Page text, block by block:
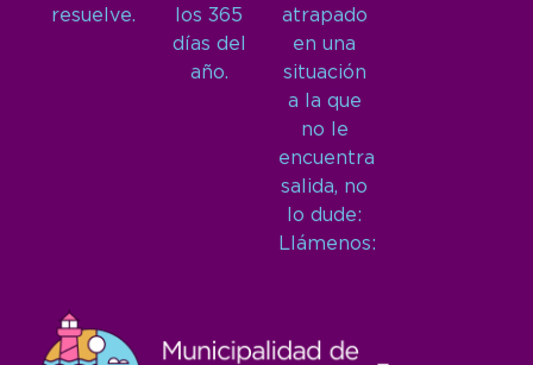
resuelve.
los 365
días del
año.
atrapado
en una
situación
a la que
no le
encuentra
salida, no
lo dude:
Llámenos: